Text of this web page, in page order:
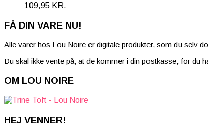
109,95 KR.
FÅ DIN VARE NU!
Alle varer hos Lou Noire er digitale produkter, som du selv
Du skal ikke vente på, at de kommer i din postkasse, for du
OM LOU NOIRE
HEJ VENNER!